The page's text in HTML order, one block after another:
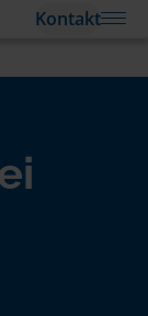
Kontakt